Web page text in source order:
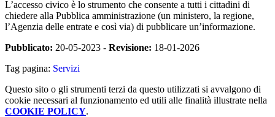
L’accesso civico è lo strumento che consente a tutti i cittadini di
chiedere alla Pubblica amministrazione (un ministero, la regione,
l’Agenzia delle entrate e così via) di pubblicare un’informazione.
Pubblicato: 20-05-2023 - Revisione: 18-01-2026
Tag pagina: Servizi
Questo sito o gli strumenti terzi da questo utilizzati si avvalgono di
cookie necessari al funzionamento ed utili alle finalità illustrate nella
COOKIE POLICY.